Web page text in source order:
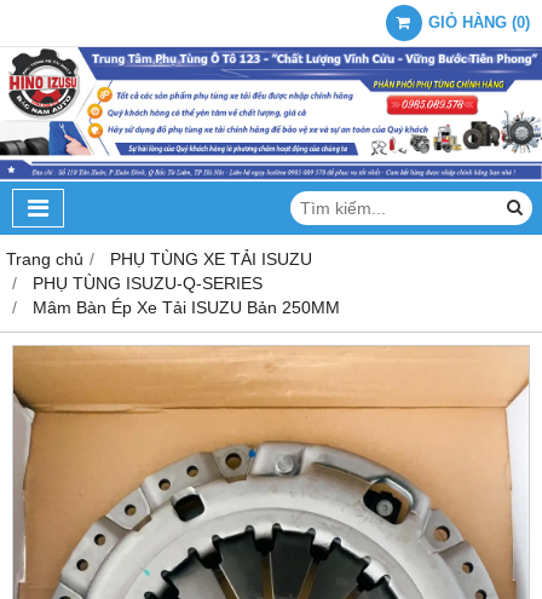
GIỎ HÀNG (0)
Trang chủ
PHỤ TÙNG XE TẢI ISUZU
PHỤ TÙNG ISUZU-Q-SERIES
Mâm Bàn Ép Xe Tải ISUZU Bản 250MM